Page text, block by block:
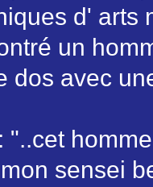
d' arts
un
dos avec
: "..cet
sensei